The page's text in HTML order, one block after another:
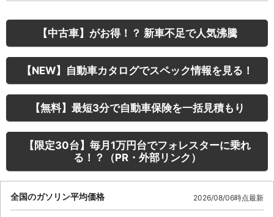
【中古車】がお得！？ 新車不足で人気沸騰
【NEW】自動車カタログでスペック情報を見る！
【無料】最短3分で自動車保険を一括見積もり
【限定30台】毎月1万円台でフォレスターに乗れ
る！？（PR・外部リンク）
全国のガソリン平均価格 2026/08/06時点最新